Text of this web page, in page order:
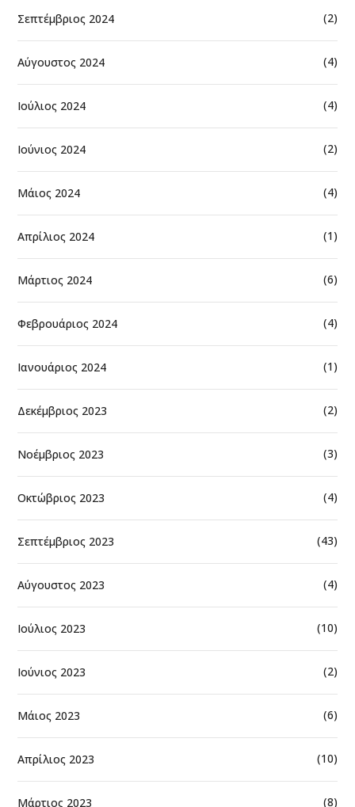
Σεπτέμβριος 2024 (2)
Αύγουστος 2024 (4)
Ιούλιος 2024 (4)
Ιούνιος 2024 (2)
Μάιος 2024 (4)
Απρίλιος 2024 (1)
Μάρτιος 2024 (6)
Φεβρουάριος 2024 (4)
Ιανουάριος 2024 (1)
Δεκέμβριος 2023 (2)
Νοέμβριος 2023 (3)
Οκτώβριος 2023 (4)
Σεπτέμβριος 2023 (43)
Αύγουστος 2023 (4)
Ιούλιος 2023 (10)
Ιούνιος 2023 (2)
Μάιος 2023 (6)
Απρίλιος 2023 (10)
Μάρτιος 2023 (8)